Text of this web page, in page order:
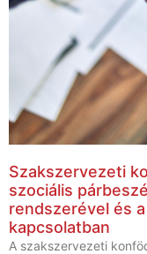
Szakszervezeti
szociális
rendszerével és
kapcsolatban
A szakszervezeti